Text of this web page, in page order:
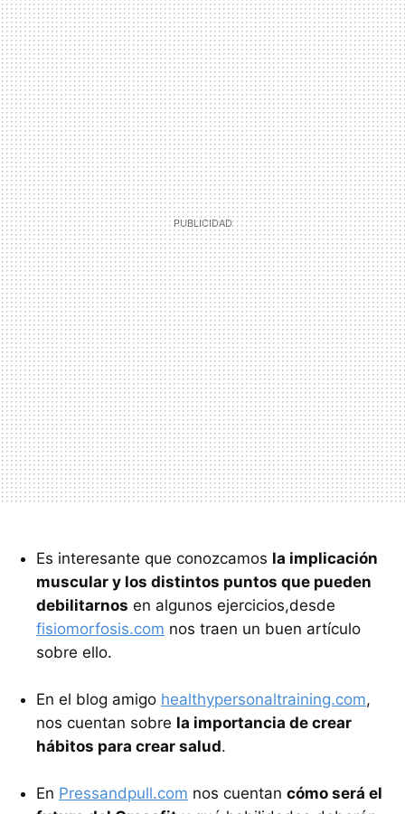
Es interesante que conozcamos la implicación
muscular y los distintos puntos que pueden
debilitarnos en algunos ejercicios,desde
fisiomorfosis.com nos traen un buen artículo
sobre ello.
En el blog amigo healthypersonaltraining.com,
nos cuentan sobre la importancia de crear
hábitos para crear salud.
En Pressandpull.com nos cuentan cómo será el